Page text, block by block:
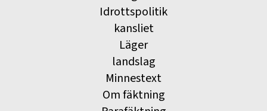
Idrottspolitik
kansliet
Läger
landslag
Minnestext
Om fäktning